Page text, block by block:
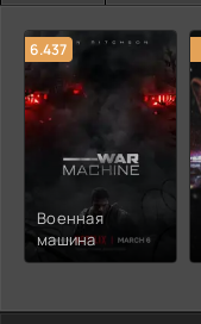
6.437
Военная
машина